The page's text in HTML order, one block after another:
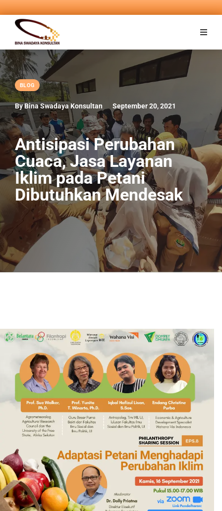
BLOG
By Bina Swadaya Konsultan September 20, 2021
Antisipasi Perubahan
Cuaca, Jasa Layanan
Iklim pada Petani
Dibutuhkan Mendesak